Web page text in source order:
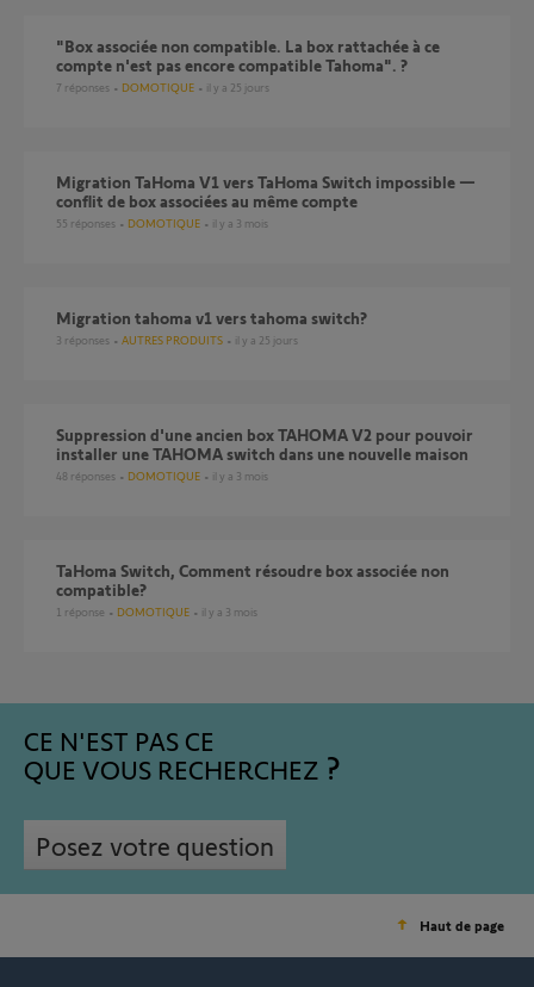
"Box associée non compatible. La box rattachée à ce
compte n'est pas encore compatible Tahoma". ?
7 réponses DOMOTIQUE il y a 25 jours
Migration TaHoma V1 vers TaHoma Switch impossible —
conflit de box associées au même compte
55 réponses DOMOTIQUE il y a 3 mois
Migration tahoma v1 vers tahoma switch?
3 réponses AUTRES PRODUITS il y a 25 jours
Suppression d'une ancien box TAHOMA V2 pour pouvoir
installer une TAHOMA switch dans une nouvelle maison
48 réponses DOMOTIQUE il y a 3 mois
TaHoma Switch, Comment résoudre box associée non
compatible?
1 réponse DOMOTIQUE il y a 3 mois
CE N'EST PAS CE
QUE VOUS RECHERCHEZ
Posez votre question
Haut de page